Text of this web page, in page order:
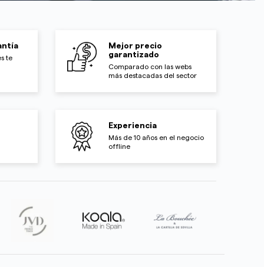
te
Mejor precio
garantizado
Comparado con las webs
más destacadas del sector
Experiencia
Más de 10 años en el negocio
offline